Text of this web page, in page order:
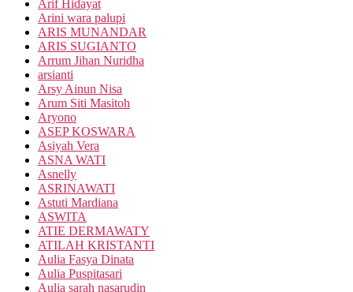
Arif Hidayat
Arini wara palupi
ARIS MUNANDAR
ARIS SUGIANTO
Arrum Jihan Nuridha
arsianti
Arsy Ainun Nisa
Arum Siti Masitoh
Aryono
ASEP KOSWARA
Asiyah Vera
ASNA WATI
Asnelly
ASRINAWATI
Astuti Mardiana
ASWITA
ATIE DERMAWATY
ATILAH KRISTANTI
Aulia Fasya Dinata
Aulia Puspitasari
Aulia sarah nasarudin